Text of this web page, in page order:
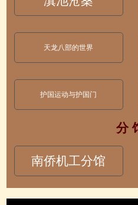
天龙八部的世界
护国运动与护国门
分
南侨机工分馆